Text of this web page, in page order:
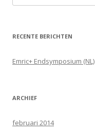
o
k
n
a
:
RECENTE BERICHTEN
Emric+ Endsymposium (NL)
ARCHIEF
februari 2014